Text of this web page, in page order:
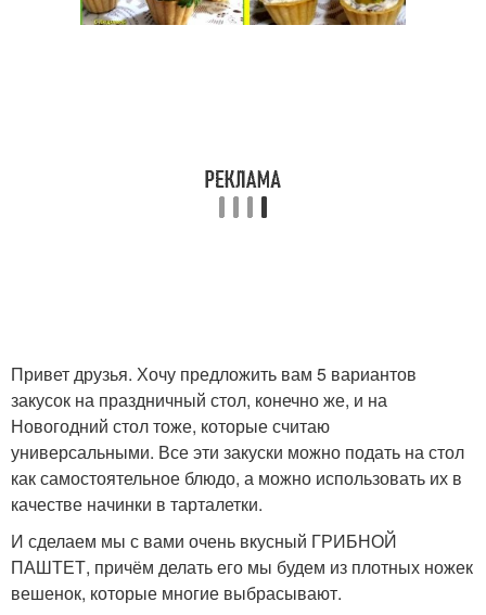
Привет друзья. Хочу предложить вам 5 вариантов
закусок на праздничный стол, конечно же, и на
Новогодний стол тоже, которые считаю
универсальными. Все эти закуски можно подать на стол
как самостоятельное блюдо, а можно использовать их в
качестве начинки в тарталетки.
И сделаем мы с вами очень вкусный ГРИБНОЙ
ПАШТЕТ, причём делать его мы будем из плотных ножек
вешенок, которые многие выбрасывают.